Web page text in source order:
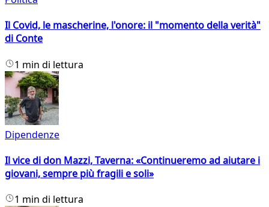
Il Covid, le mascherine, l'onore: il "momento della verità"
di Conte
1 min di lettura
Dipendenze
Il vice di don Mazzi, Taverna: «Continueremo ad aiutare i
giovani, sempre più fragili e soli»
1 min di lettura